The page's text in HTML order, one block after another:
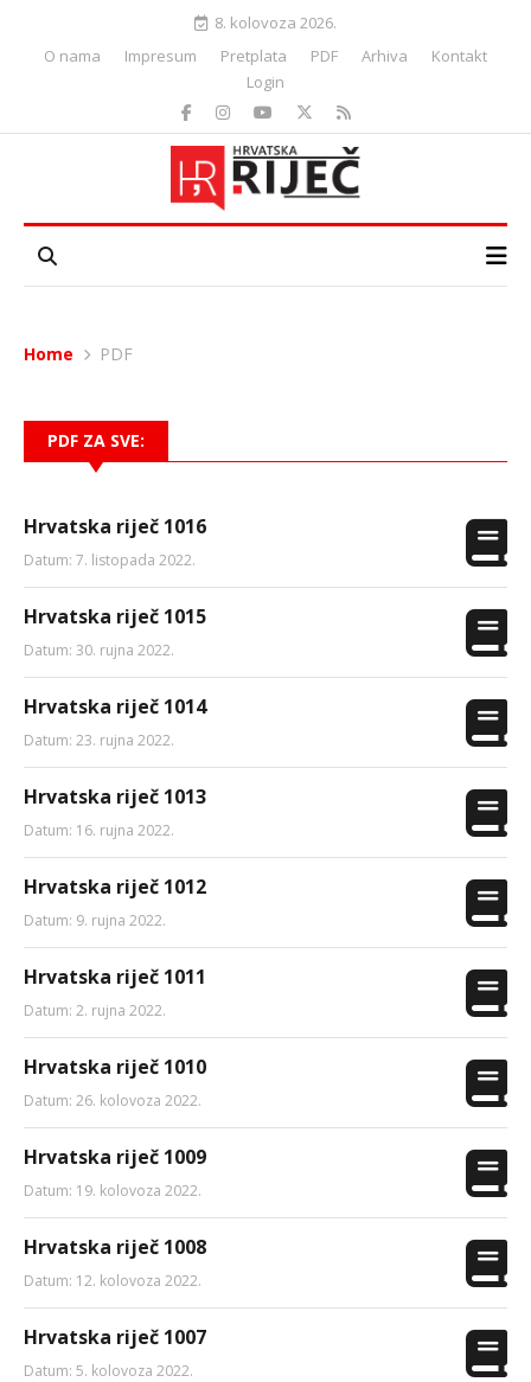
8. kolovoza 2026.
O nama
Impresum Pretplata PDF Arhiva
Kontakt
Login
Home PDF
PDF ZA SVE:
Hrvatska riječ 1016
Datum: 7. listopada 2022.
Hrvatska riječ 1015
Datum: 30. rujna 2022.
Hrvatska riječ 1014
Datum: 23. rujna 2022.
Hrvatska riječ 1013
Datum: 16. rujna 2022.
Hrvatska riječ 1012
Datum: 9. rujna 2022.
Hrvatska riječ 1011
Datum: 2. rujna 2022.
Hrvatska riječ 1010
Datum: 26. kolovoza 2022.
Hrvatska riječ 1009
Datum: 19. kolovoza 2022.
Hrvatska riječ 1008
Datum: 12. kolovoza 2022.
Hrvatska riječ 1007
Datum: 5. kolovoza 2022.